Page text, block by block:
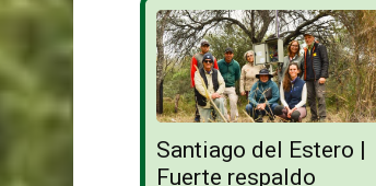
Santiago del Estero |
Fuerte respaldo